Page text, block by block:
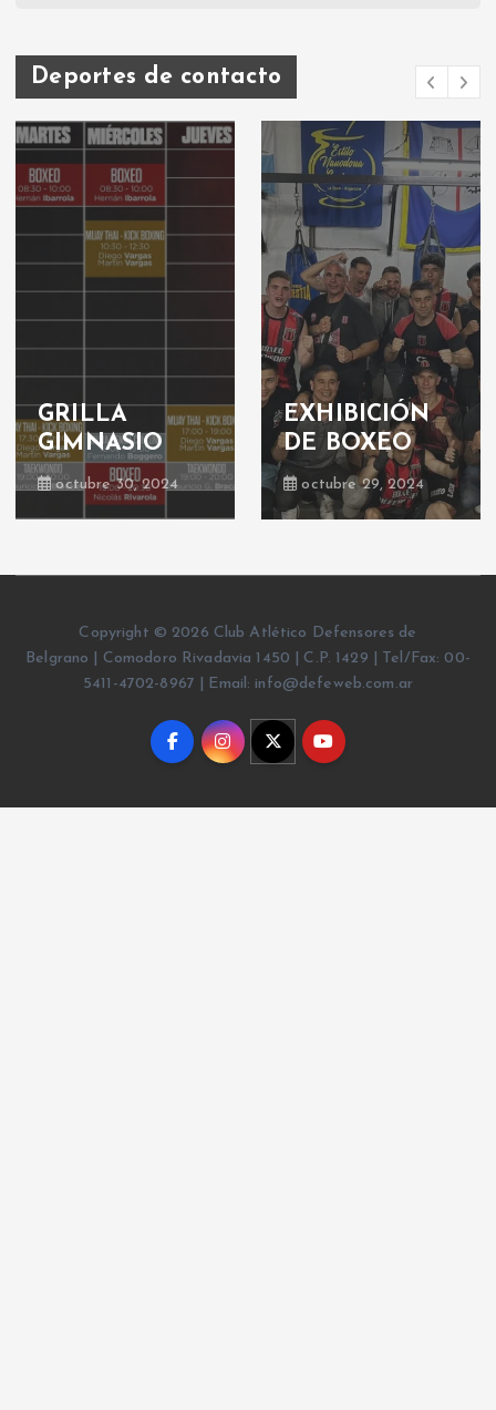
Deportes de contacto
GRILLA
GIMNASIO
octubre 30, 2024
EXHIBICIÓN
DE BOXEO
octubre 29, 2024
Copyright © 2026 Club Atlético Defensores de
Belgrano | Comodoro Rivadavia 1450 | C.P. 1429 | Tel/Fax: 00-
5411-4702-8967 | Email: info@defeweb.com.ar